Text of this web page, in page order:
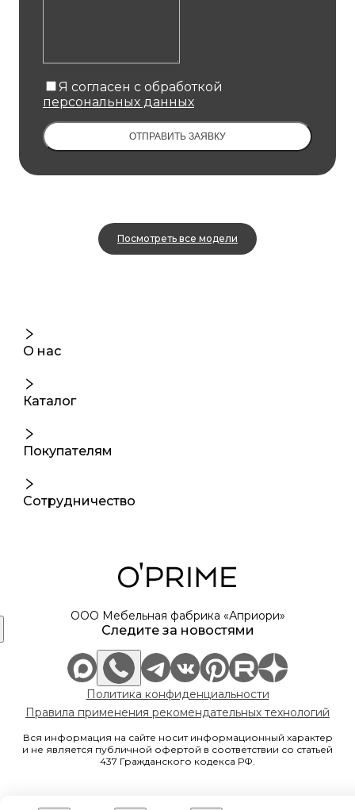
Я согласен с обработкой
персональных данных
ОТПРАВИТЬ ЗАЯВКУ
Посмотреть все модели
О нас
Каталог
Покупателям
Сотрудничество
ООО Мебельная фабрика «Априори»
Следите за новостями
Политика конфиденциальности
Правила применения рекомендательных технологий
Вся информация на сайте носит информационный характер
и не является публичной офертой в соответствии со статьей
437 Гражданского кодекса РФ.